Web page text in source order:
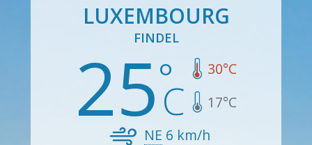
LUXEMBOURG
FINDEL
25 30°C
17°C
NE 6 km/h